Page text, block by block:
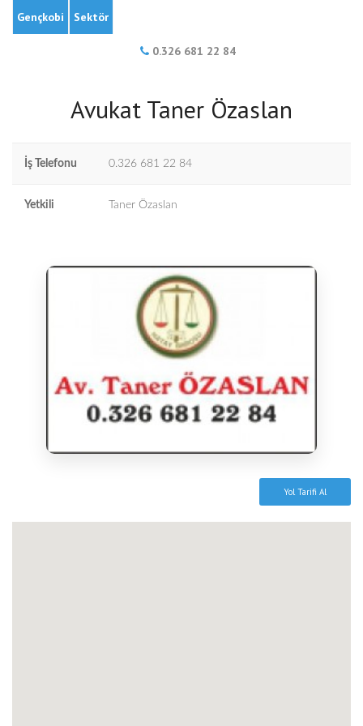
Gençkobi Sektör
0.326 681 22 84
Avukat Taner Özaslan
İş Telefonu 0.326 681 22 84
Yetkili Taner Özaslan
Yol Tarifi Al